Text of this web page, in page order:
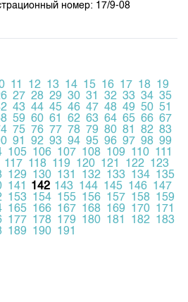
номер: 17/9-08
11 12 13 14 15 16 17 18 19
27 28 29 30 31 32 33 34 35
43 44 45 46 47 48 49 50 51
59 60 61 62 63 64 65 66 67
75 76 77 78 79 80 81 82 83
91 92 93 94 95 96 97 98 99
105 106 107 108 109 110 111
117 118 119 120 121 122 123
129 130 131 132 133 134 135
141 142 143 144 145 146 147
153 154 155 156 157 158 159
165 166 167 168 169 170 171
177 178 179 180 181 182 183
189 190 191